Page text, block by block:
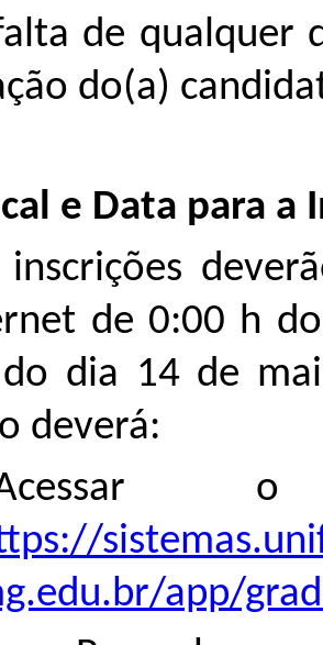
de qualquer
do(a)
e Data para a
inscrições
de 0:00 h
dia 14 de
deverá:
o
app/